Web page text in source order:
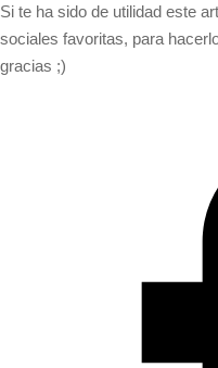
Si te ha sido de utilidad este
sociales favoritas, para
gracias ;)